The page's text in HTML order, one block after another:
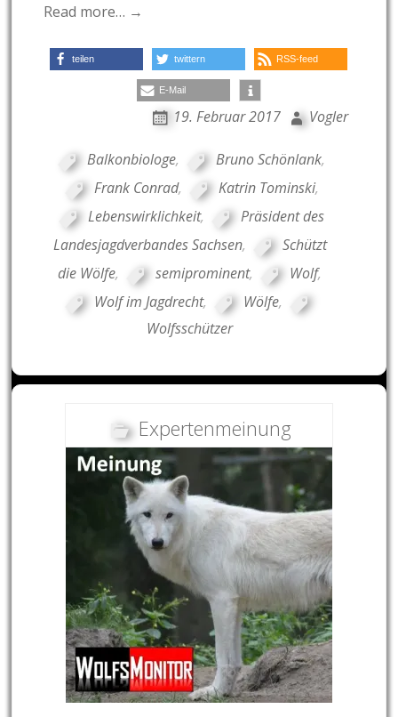
Read more… →
teilen twittern RSS-feed
E-Mail
19. Februar 2017 Vogler
Balkonbiologe, Bruno Schönlank,
Frank Conrad, Katrin Tominski,
Lebenswirklichkeit,
Präsident des
Landesjagdverbandes Sachsen,
Schützt
die Wölfe, semiprominent, Wolf,
Wolf im Jagdrecht, Wölfe,
Wolfsschützer
Expertenmeinung